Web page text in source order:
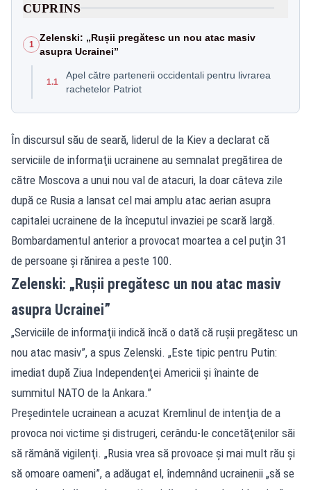
CUPRINS
1
Zelenski: „Rușii pregătesc un nou atac masiv
asupra Ucrainei”
1.1
Apel către partenerii occidentali pentru livrarea
rachetelor Patriot
În discursul său de seară, liderul de la Kiev a declarat că
serviciile de informaţii ucrainene au semnalat pregătirea de
către Moscova a unui nou val de atacuri, la doar câteva zile
după ce Rusia a lansat cel mai amplu atac aerian asupra
capitalei ucrainene de la începutul invaziei pe scară largă.
Bombardamentul anterior a provocat moartea a cel puţin 31
de persoane şi rănirea a peste 100.
Zelenski: „Rușii pregătesc un nou atac masiv
asupra Ucrainei”
„Serviciile de informaţii indică încă o dată că ruşii pregătesc un
nou atac masiv”, a spus Zelenski. „Este tipic pentru Putin:
imediat după Ziua Independenţei Americii şi înainte de
summitul NATO de la Ankara.”
Preşedintele ucrainean a acuzat Kremlinul de intenţia de a
provoca noi victime şi distrugeri, cerându-le concetăţenilor săi
să rămână vigilenţi. „Rusia vrea să provoace şi mai mult rău şi
să omoare oameni”, a adăugat el, îndemnând ucrainenii „să se